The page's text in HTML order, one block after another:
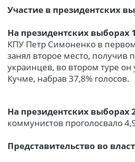
Участие в президентских
На президентских выборах
КПУ Петр Симоненко в
занял второе место, получив
украинцев, во втором туре
Кучме, набрав 37,8% голосов.
На президентских выборах
коммунистов проголосвало
Представительство во